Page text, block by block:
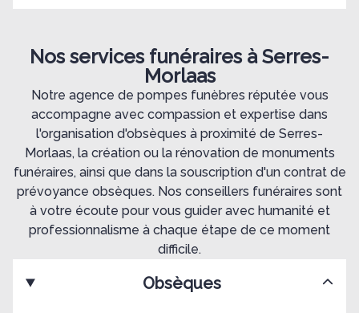
Nos services funéraires à Serres-
Morlaas
Notre agence de pompes funèbres réputée vous
accompagne avec compassion et expertise dans
l'organisation d'obsèques à proximité de Serres-
Morlaas, la création ou la rénovation de monuments
funéraires, ainsi que dans la souscription d'un contrat de
prévoyance obsèques. Nos conseillers funéraires sont
à votre écoute pour vous guider avec humanité et
professionnalisme à chaque étape de ce moment
difficile.
Obsèques